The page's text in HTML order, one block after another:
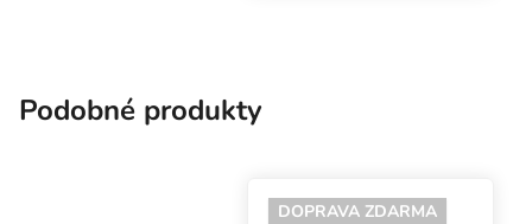
Podobné produkty
DOPRAVA ZDARMA